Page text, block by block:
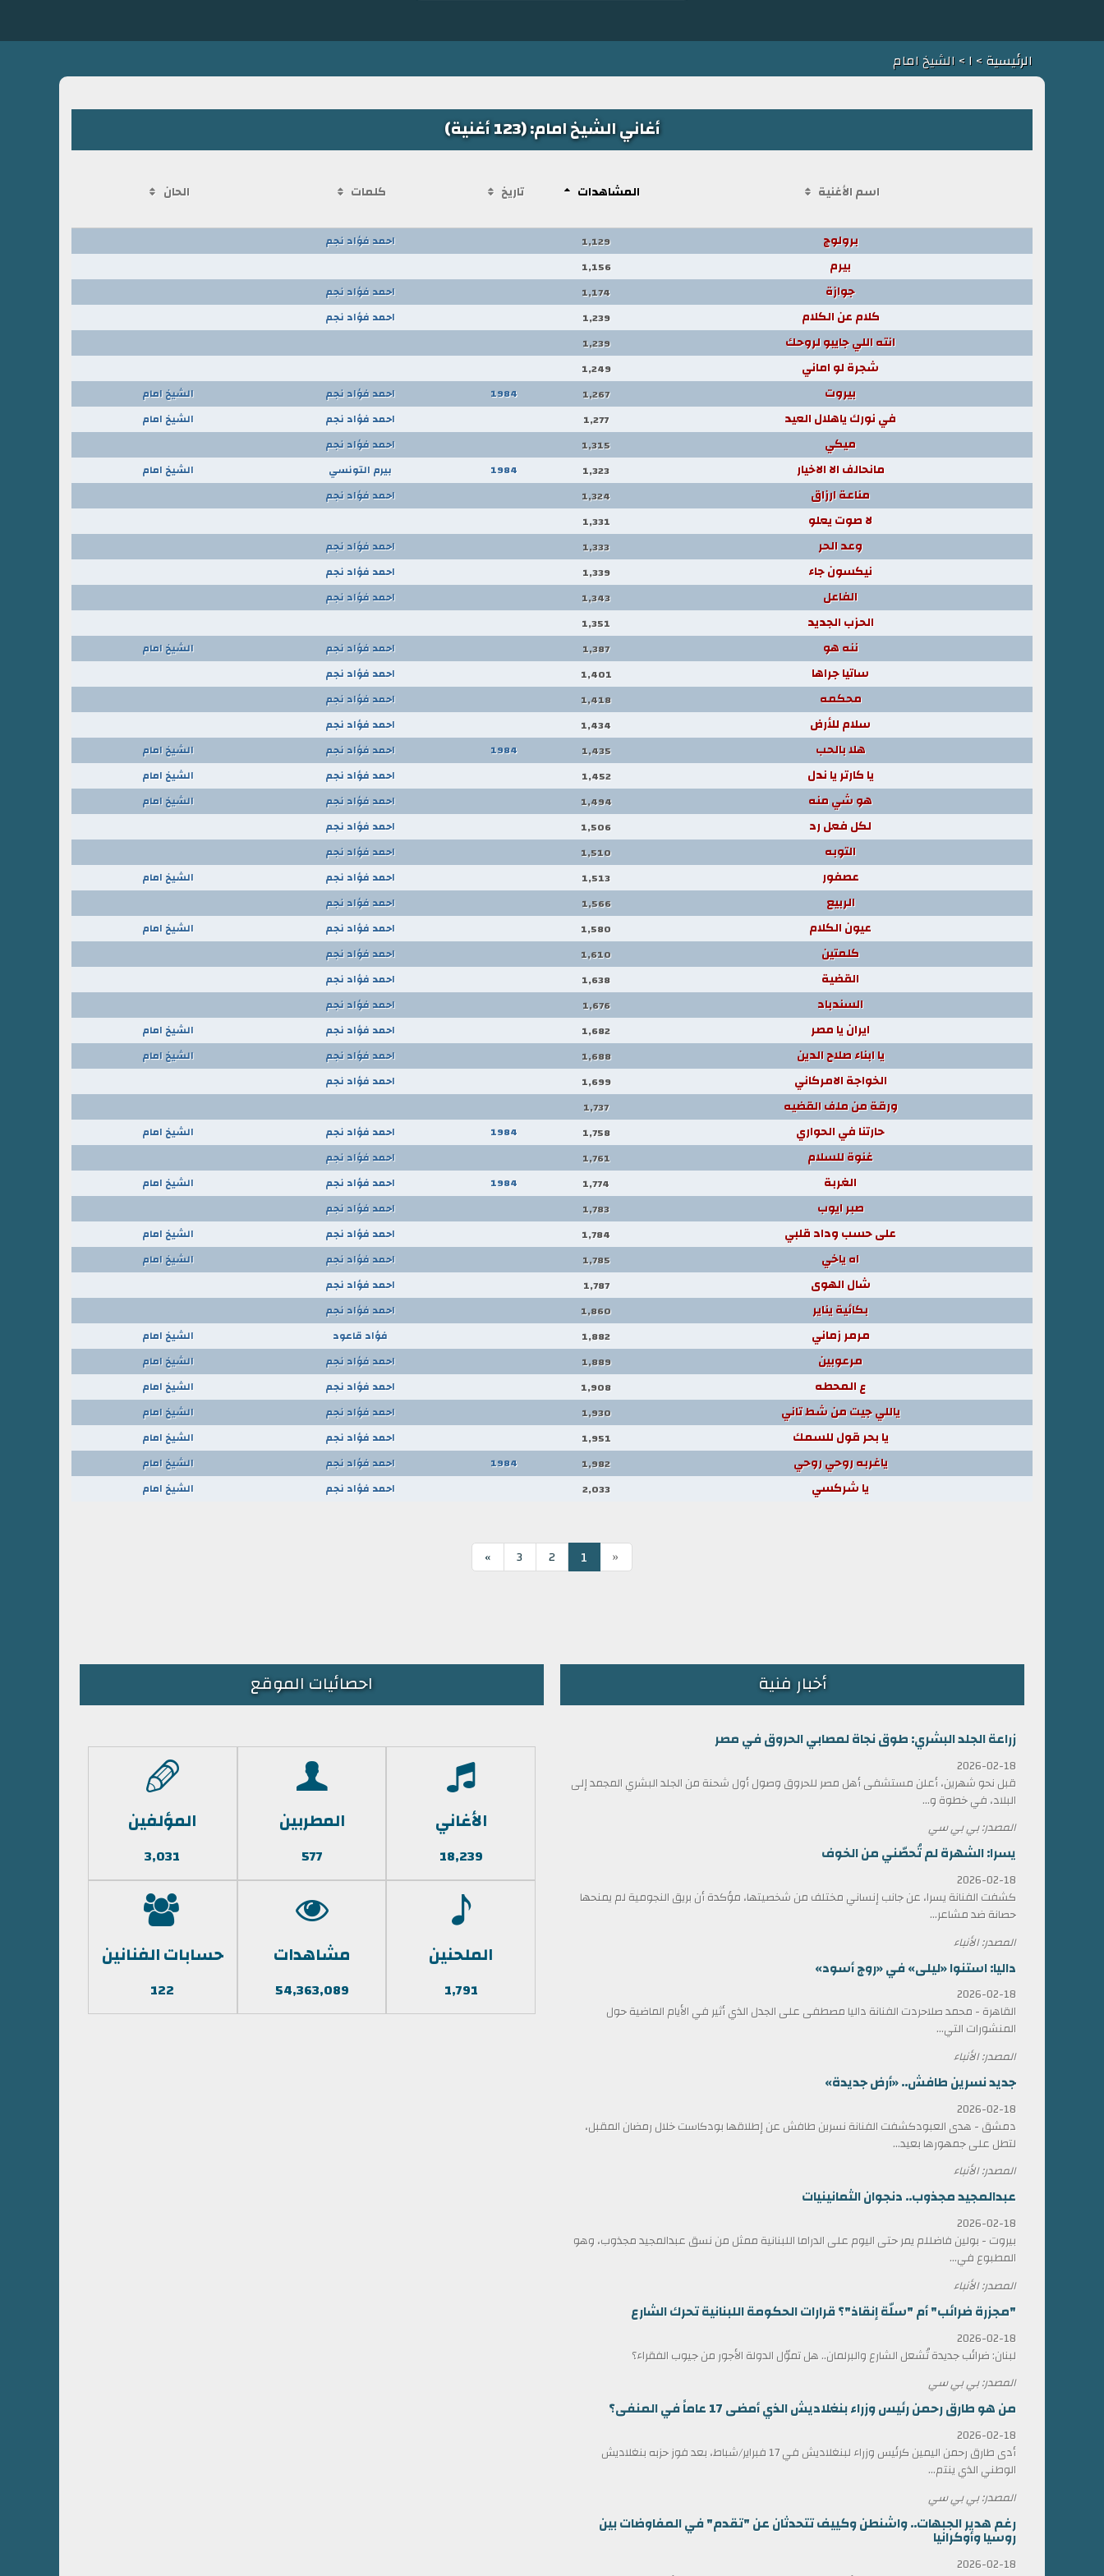
الرئيسية> ا> الشيخ امام
أغاني الشيخ امام: (123 أغنية)
اسم الأغنية المشاهدات تاريخ كلمات الحان
برولوج 1,129 احمد فؤاد نجم
بيرم 1,156
جوازة 1,174 احمد فؤاد نجم
كلام عن الكلام 1,239 احمد فؤاد نجم
انته اللي جايبو لروحك 1,239
شجرة لو اماني 1,249
بيروت 1,267
1984 احمد فؤاد نجم الشيخ امام
في نورك ياهلال العيد 1,277 احمد فؤاد نجم الشيخ امام
ميكي 1,315 احمد فؤاد نجم
مانحالف الا الاخيار 1,323
1984 بيرم التونسي الشيخ امام
مناعة ارزاق 1,324 احمد فؤاد نجم
لا صوت يعلو 1,331
وعد الحر 1,333 احمد فؤاد نجم
نيكسون جاء 1,339 احمد فؤاد نجم
الفاعل 1,343 احمد فؤاد نجم
الحزب الجديد 1,351
ننه هو 1,387 احمد فؤاد نجم الشيخ امام
ساتيا جراها 1,401 احمد فؤاد نجم
محكمه 1,418 احمد فؤاد نجم
سلام للأرض 1,434 احمد فؤاد نجم
هلا بالحب 1,435
1984 احمد فؤاد نجم الشيخ امام
يا كارتر يا ندل 1,452 احمد فؤاد نجم الشيخ امام
هو شي منه 1,494 احمد فؤاد نجم الشيخ امام
لكل فعل رد 1,506 احمد فؤاد نجم
التوبه 1,510 احمد فؤاد نجم
عصفور 1,513 احمد فؤاد نجم الشيخ امام
الربيع 1,566 احمد فؤاد نجم
عيون الكلام 1,580 احمد فؤاد نجم الشيخ امام
كلمتين 1,610 احمد فؤاد نجم
القضية 1,638 احمد فؤاد نجم
السندباد 1,676 احمد فؤاد نجم
ايران يا مصر 1,682 احمد فؤاد نجم الشيخ امام
يا ابناء صلاح الدين 1,688 احمد فؤاد نجم الشيخ امام
الخواجة الامركاني 1,699 احمد فؤاد نجم
ورقة من ملف القضيه 1,737
حارتنا في الحواري 1,758
1984 احمد فؤاد نجم الشيخ امام
غنوة للسلام 1,761 احمد فؤاد نجم
الغربة 1,774
1984 احمد فؤاد نجم الشيخ امام
صبر ايوب 1,783 احمد فؤاد نجم
على حسب وداد قلبي 1,784 احمد فؤاد نجم الشيخ امام
اه ياخي 1,785 احمد فؤاد نجم الشيخ امام
شال الهوى 1,787 احمد فؤاد نجم
بكائية يناير 1,860 احمد فؤاد نجم
مرمر زماني 1,882 فؤاد قاعود الشيخ امام
مرعوبين 1,889 احمد فؤاد نجم الشيخ امام
ع المحطه 1,908 احمد فؤاد نجم الشيخ امام
ياللي جيت من شط تاني 1,930 احمد فؤاد نجم الشيخ امام
يا بحر قول للسمك 1,951 احمد فؤاد نجم الشيخ امام
ياغربه روحي روحي 1,982
1984 احمد فؤاد نجم الشيخ امام
يا شركسي 2,033 احمد فؤاد نجم الشيخ امام
«
1
2
3
»
أخبار فنية
زراعة الجلد البشري: طوق نجاة لمصابي الحروق في مصر
2026-02-18
قبل نحو شهرين، أعلن مستشفى أهل مصر للحروق وصول أول شحنة من الجلد البشري المجمد إلى
البلاد، في خطوة و...
المصدر: بي بي سي
يسرا: الشهرة لم تُحصّني من الخوف
2026-02-18
كشفت الفنانة يسرا، عن جانب إنساني مختلف من شخصيتها، مؤكدة أن بريق النجومية لم يمنحها
حصانة ضد مشاعر...
المصدر: الأنباء
داليا: استنوا «ليلى» في «روج أسود»
2026-02-18
القاهرة - محمد صلاحردت الفنانة داليا مصطفى على الجدل الذي أثير في الأيام الماضية حول
المنشورات التي...
المصدر: الأنباء
جديد نسرين طافش.. «أرض جديدة»
2026-02-18
دمشق - هدى العبودكشفت الفنانة نسرين طافش عن إطلاقها بودكاست خلال رمضان المقبل،
لتطل على جمهورها بعيد...
المصدر: الأنباء
عبدالمجيد مجذوب.. دنجوان الثمانينيات
2026-02-18
بيروت - بولين فاضللم يمر حتى اليوم على الدراما اللبنانية ممثل من نسق عبدالمجيد مجذوب، وهو
المطبوع في...
المصدر: الأنباء
"مجزرة ضرائب" أم "سلّة إنقاذ"؟ قرارات الحكومة اللبنانية تحرك الشارع
2026-02-18
لبنان: ضرائب جديدة تُشعل الشارع والبرلمان.. هل تموّل الدولة الأجور من جيوب الفقراء؟
المصدر: بي بي سي
من هو طارق رحمن رئيس وزراء بنغلاديش الذي أمضى 17 عاماً في المنفى؟
2026-02-18
أدى طارق رحمن اليمين كرئيس وزراء لبنغلاديش في 17 فبراير/شباط، بعد فوز حزبه بنغلاديش
الوطني الذي ينتم...
المصدر: بي بي سي
رغم هدير الجبهات.. واشنطن وكييف تتحدثان عن "تقدم" في المفاوضات بين
روسيا وأوكرانيا
2026-02-18
احصائيات الموقع
الأغاني
18,239
المطربين
577
المؤلفين
3,031
الملحنين
1,791
مشاهدات
54,363,089
حسابات الفنانين
122